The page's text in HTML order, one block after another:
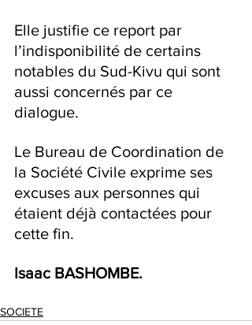
Elle justifie ce report par
l’indisponibilité de certains
notables du Sud-Kivu qui sont
aussi concernés par ce
dialogue.
Le Bureau de Coordination de
la Société Civile exprime ses
excuses aux personnes qui
étaient déjà contactées pour
cette fin.
Isaac BASHOMBE.
SOCIETE